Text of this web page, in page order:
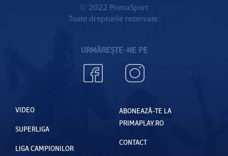
© 2022 PrimaSport
Toate drepturile rezervate.
URMĂREȘTE-NE PE
VIDEO
SUPERLIGA
LIGA CAMPIONILOR
ABONEAZĂ-TE LA
PRIMAPLAY.RO
CONTACT